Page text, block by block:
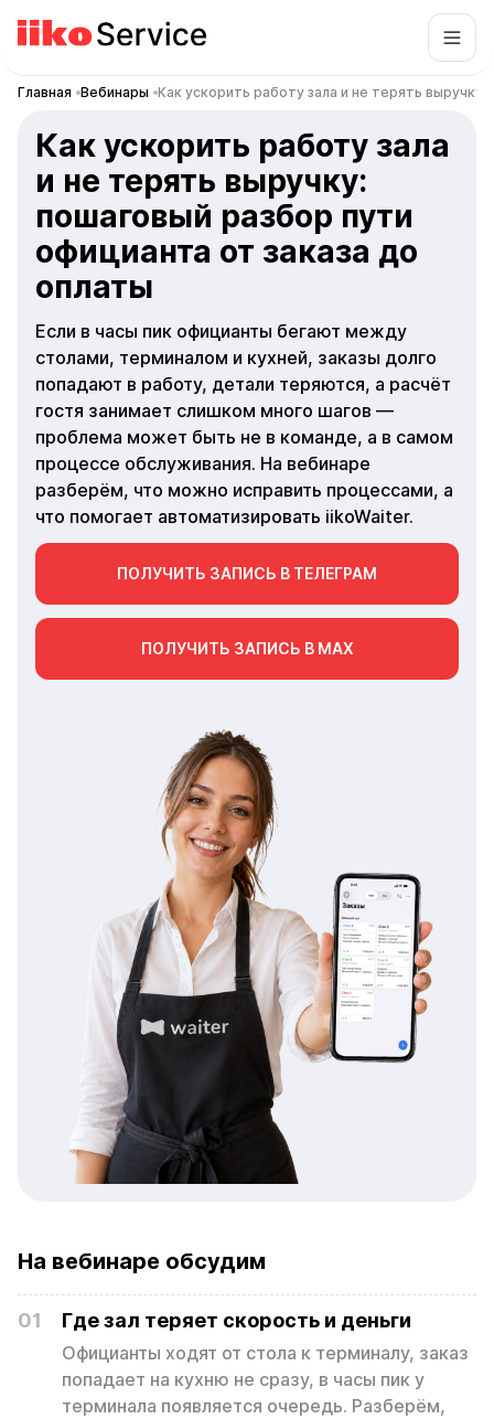
Главная Вебинары Как ускорить работу зала и не терять
Как ускорить работу зала
и не терять выручку:
пошаговый разбор пути
официанта от заказа до
оплаты
Если в часы пик официанты бегают между
столами, терминалом и кухней, заказы долго
попадают в работу, детали теряются, а расчёт
гостя занимает слишком много шагов —
проблема может быть не в команде, а в самом
процессе обслуживания. На вебинаре
разберём, что можно исправить процессами, а
что помогает автоматизировать iikoWaiter.
ПОЛУЧИТЬ ЗАПИСЬ В ТЕЛЕГРАМ
ПОЛУЧИТЬ ЗАПИСЬ В МАХ
На вебинаре обсудим
01 Где зал теряет скорость и деньги
Официанты ходят от стола к терминалу, заказ
попадает на кухню не сразу, в часы пик у
терминала появляется очередь. Разберём,